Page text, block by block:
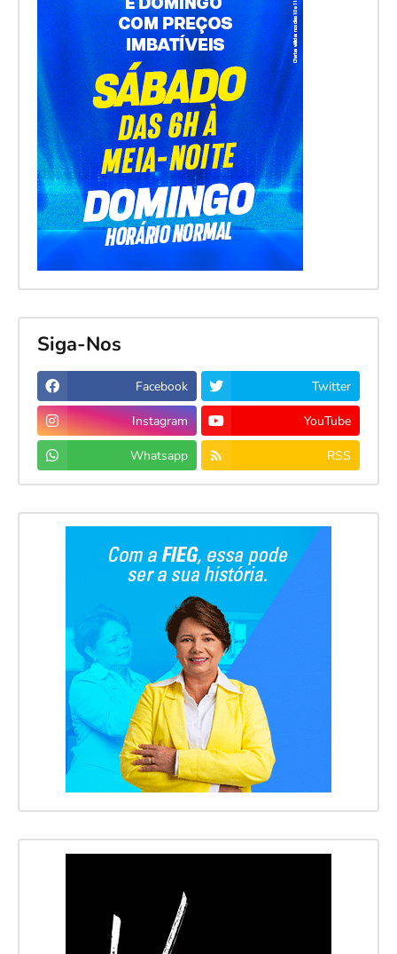
Siga-Nos
Facebook Twitter
Instagram YouTube
Whatsapp RSS